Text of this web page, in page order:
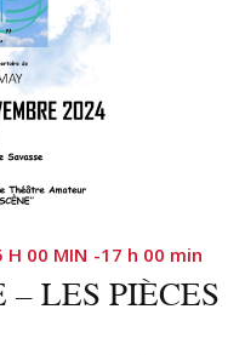
H 00 MIN -17 h 00 min
– LES PIÈCES